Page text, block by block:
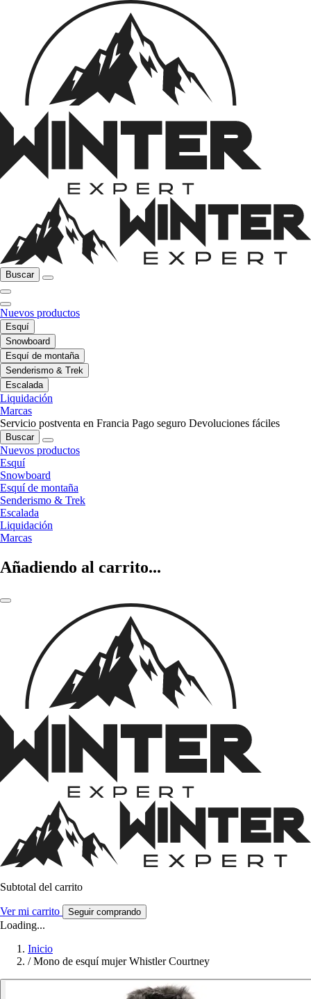
Buscar
Nuevos productos
Esquí
Snowboard
Esquí de montaña
Senderismo & Trek
Escalada
Liquidación
Marcas
Servicio postventa en Francia Pago seguro Devoluciones fáciles
Buscar
Nuevos productos
Esquí
Snowboard
Esquí de montaña
Senderismo & Trek
Escalada
Liquidación
Marcas
Añadiendo al carrito...
Subtotal del carrito
Ver mi carrito Seguir comprando
Loading...
Inicio
/ Mono de esquí mujer Whistler Courtney